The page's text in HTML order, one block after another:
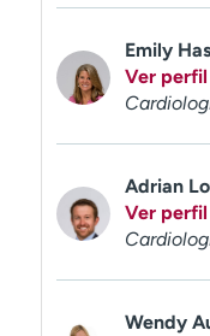
Emily
Ver perfil
Adrian
Ver perfil
Wendy